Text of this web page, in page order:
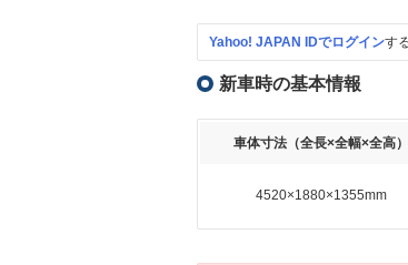
Yahoo! JAPAN IDでログインす
新車時の基本情報
車体寸法（全長×全幅×全高）
4520×1880×1355mm